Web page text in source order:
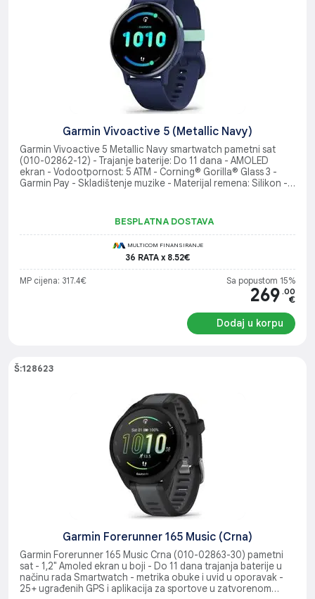
Garmin Vivoactive 5 (Metallic Navy)
Garmin Vivoactive 5 Metallic Navy smartwatch pametni sat
(010-02862-12) - Trajanje baterije: Do 11 dana - AMOLED
ekran - Vodootpornost: 5 ATM - Corning® Gorilla® Glass 3 -
Garmin Pay - Skladištenje muzike - Materijal remena: Silikon -
BESPLATNA DOSTAVA
MULTICOM FINANSIRANJE
36 RATA x 8.52€
MP cijena: 317.4€ Sa popustom 15%
269 .00
€
Dodaj u korpu
Š:128623
Garmin Forerunner 165 Music (Crna)
Garmin Forerunner 165 Music Crna (010-02863-30) pametni
sat - 1,2" Amoled ekran u boji - Do 11 dana trajanja baterije u
načinu rada Smartwatch - metrika obuke i uvid u oporavak -
25+ ugrađenih GPS i aplikacija za sportove u zatvorenom